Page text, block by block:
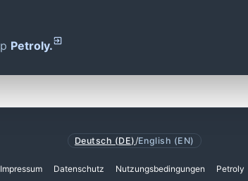
Petroly.
Deutsch (DE) /English (EN)
Impressum Datenschutz Nutzungsbedingungen Petroly